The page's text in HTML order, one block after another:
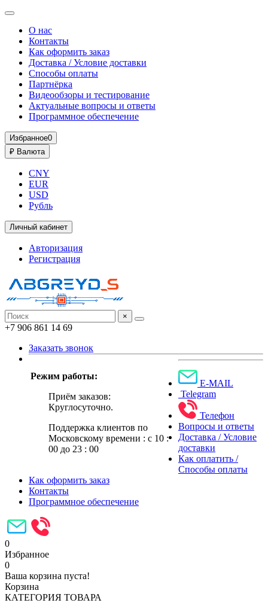
О нас
Контакты
Как оформить заказ
Доставка / Условие доставки
Способы оплаты
Партнёрка
Видеообзоры и тестирование
Актуальные вопросы и ответы
Программное обеспечение
Избранное0
₽ Валюта
CNY
EUR
USD
Рубль
Личный кабинет
Авторизация
Регистрация
×
+7 906 861 14 69
Заказать звонок
Режим работы:
Приём заказов:
Круглосуточно.
Поддержка клиентов по
Московскому времени : с 10 :
00 до 23 : 00
E-MAIL
Telegram
Телефон
Вопросы и ответы
Доставка / Условие
доставки
Как оплатить /
Способы оплаты
Как оформить заказ
Контакты
Программное обеспечение
0
Избранное
0
Ваша корзина пуста!
Корзина
КАТЕГОРИЯ ТОВАРА